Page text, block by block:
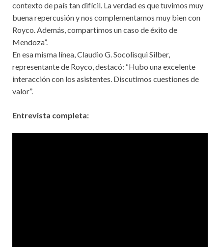
contexto de país tan difícil. La verdad es que tuvimos muy
buena repercusión y nos complementamos muy bien con
Royco. Además, compartimos un caso de éxito de
Mendoza”.
En esa misma línea, Claudio G. Socolisqui Silber,
representante de Royco, destacó: “Hubo una excelente
interacción con los asistentes. Discutimos cuestiones de
valor”.
Entrevista completa: